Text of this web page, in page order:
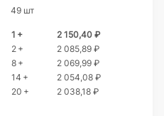
49 шт
1 +
2 150,40 ₽
2 +
2 085,89 ₽
8 +
2 069,99 ₽
14 +
2 054,08 ₽
20 +
2 038,18 ₽